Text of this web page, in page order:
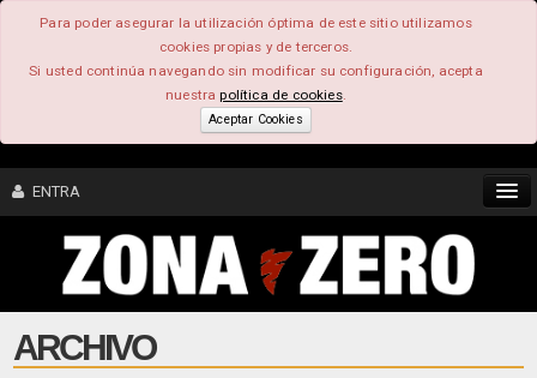
Para poder asegurar la utilización óptima de este sitio utilizamos
cookies propias y de terceros.
Si usted continúa navegando sin modificar su configuración, acepta
nuestrapolítica de cookies.
Aceptar Cookies
ENTRA
CONTENIDO
COMUNIDAD
ARCHIVO